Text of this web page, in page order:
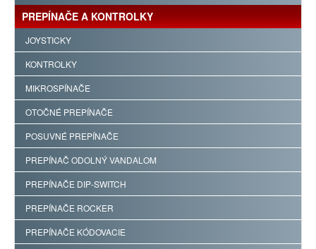
PREPÍNAČE A KONTROLKY
JOYSTICKY
KONTROLKY
MIKROSPÍNAČE
OTOČNÉ PREPÍNAČE
POSUVNÉ PREPÍNAČE
PREPÍNAČ ODOLNÝ VANDALOM
PREPÍNAČE DIP-SWITCH
PREPÍNAČE ROCKER
PREPÍNAČE KÓDOVACIE